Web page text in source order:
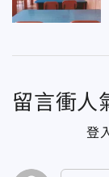
留言衝人
登